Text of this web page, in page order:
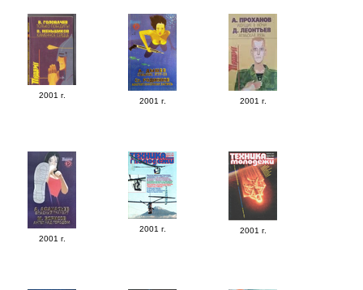
2001 г.
2001 г. 2001 г.
2001 г.
2001 г. 2001 г.